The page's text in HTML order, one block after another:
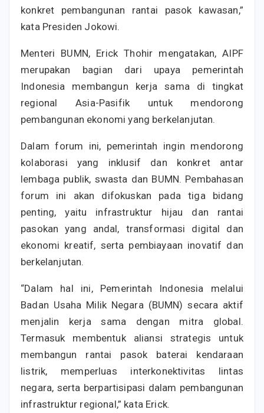
konkret pembangunan rantai pasok kawasan,”
kata Presiden Jokowi.
Menteri BUMN, Erick Thohir mengatakan, AIPF
merupakan bagian dari upaya pemerintah
Indonesia membangun kerja sama di tingkat
regional Asia-Pasifik untuk mendorong
pembangunan ekonomi yang berkelanjutan.
Dalam forum ini, pemerintah ingin mendorong
kolaborasi yang inklusif dan konkret antar
lembaga publik, swasta dan BUMN. Pembahasan
forum ini akan difokuskan pada tiga bidang
penting, yaitu infrastruktur hijau dan rantai
pasokan yang andal, transformasi digital dan
ekonomi kreatif, serta pembiayaan inovatif dan
berkelanjutan.
“Dalam hal ini, Pemerintah Indonesia melalui
Badan Usaha Milik Negara (BUMN) secara aktif
menjalin kerja sama dengan mitra global.
Termasuk membentuk aliansi strategis untuk
membangun rantai pasok baterai kendaraan
listrik, memperluas interkonektivitas lintas
negara, serta berpartisipasi dalam pembangunan
infrastruktur regional,” kata Erick.